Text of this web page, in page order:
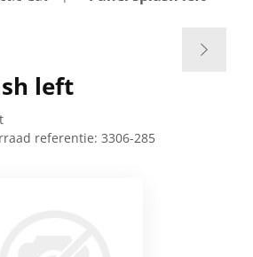
left
referentie: 3306-285